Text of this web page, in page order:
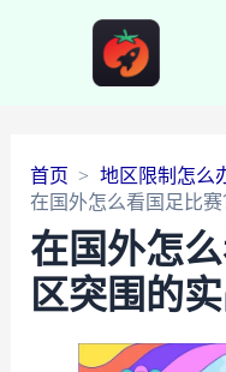
首页
地区限制怎么
在国外怎么看国足比
在国外怎
区突围的